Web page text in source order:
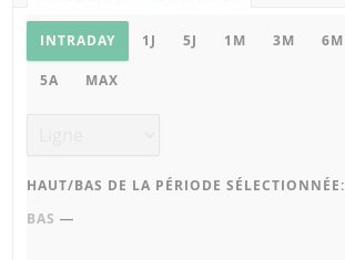
Graphique sous-jacent
PARAMÈTRES DU GRAPHIQUE
INTRADAY
1J 5J 1M 3M 6M
5A MAX
HAUT/BAS DE LA PÉRIODE SÉLECTIONNÉE:
BAS ―